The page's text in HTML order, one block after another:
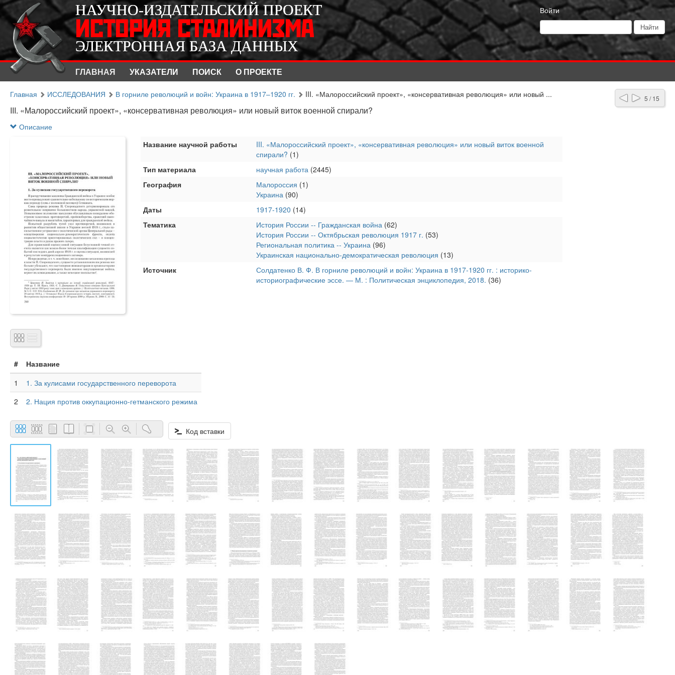
Войти
НАУЧНО-ИЗДАТЕЛЬСКИЙ ПРОЕКТ
ИСТОРИЯ СТАЛИНИЗМА
ЭЛЕКТРОННАЯ БАЗА ДАННЫХ
ГЛАВНАЯ УКАЗАТЕЛИ ПОИСК О ПРОЕКТЕ
НАУЧНО-ИЗДАТЕЛЬСКИЙ ПРОЕКТ
ИСТОРИЯ СТАЛИНИЗМА
ЭЛЕКТРОННАЯ БАЗА ДАННЫХ
5 / 15
Главная ИССЛЕДОВАНИЯ В горниле революций и войн: Украина в 1917–1920 гг. III. «Малороссийский проект», «консервативная революция» или новый ...
III. «Малороссийский проект», «консервативная революция» или новый виток военной спирали?
Описание
Название научной работы
III. «Малороссийский проект», «консервативная революция» или новый виток военной
спирали? (1)
Тип материала
научная работа (2445)
География
Малороссия (1)
Украина (90)
Даты
1917-1920 (14)
Тематика
История России -- Гражданская война (62)
История России -- Октябрьская революция 1917 г. (53)
Региональная политика -- Украина (96)
Украинская национально-демократическая революция (13)
Источник
Солдатенко В. Ф. В горниле революций и войн: Украина в 1917-1920 гг. : историко-
историографические эссе. — М. : Политическая энциклопедия, 2018. (36)
#
Название
1
1. За кулисами государственного переворота
2
2. Нация против оккупационно-гетманского режима
Код вставки